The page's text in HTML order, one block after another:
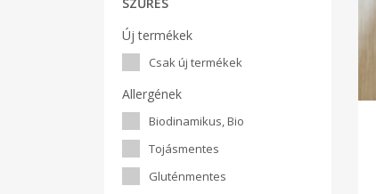
Új termékek
Csak új termékek
Allergének
Biodinamikus, Bio
Tojásmentes
Gluténmentes